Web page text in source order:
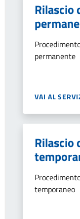
Rilascio
permanente
VAI AL
Rilascio
temporaneo